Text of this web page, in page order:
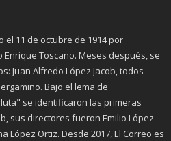
el 11 de octubre de 1914 por
Toscano. Meses después, se
Juan Alfredo López Jacob, todos
Bajo el lema de
se identificaron las primeras
sus directores fueron Emilio López
López Ortiz. Desde 2017, El Correo es